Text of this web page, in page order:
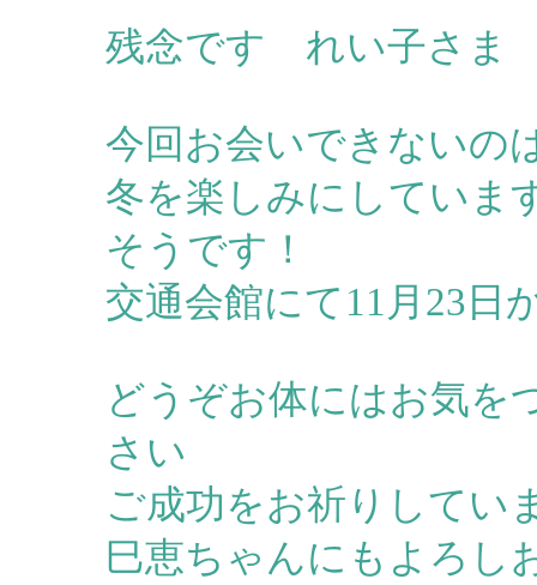
残念です れい子さま
今回お会いできないの
冬を楽しみにしていま
そうです！
交通会館にて11月23日
どうぞお体にはお気を
さい
ご成功をお祈りしてい
巳恵ちゃんにもよろし